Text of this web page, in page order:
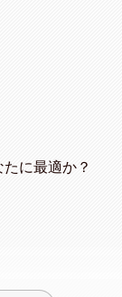
に最適か？